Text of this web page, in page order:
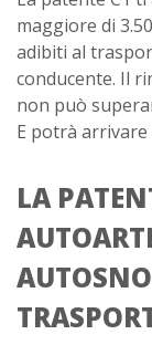
maggiore di
adibiti al
conducente. Il
non può
E potrà arrivare
LA